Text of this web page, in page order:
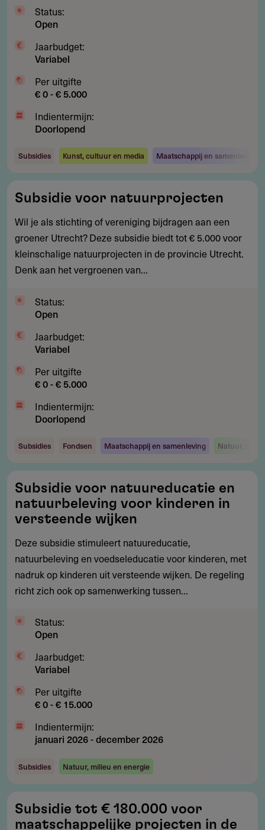
Status:
Open
Jaarbudget:
Variabel
Per uitgifte
€ 0 - € 5.000
Indientermijn:
Doorlopend
Subsidies Kunst, cultuur en media Maatschappij en samenleving
voor
natuurprojecten
Subsidie voor natuurprojecten
Wil je als stichting of vereniging bijdragen aan een
groener Utrecht? Deze subsidie biedt tot € 5.000 voor
kleinschalige natuurprojecten in de provincie Utrecht.
Denk aan het vergroenen van...
Status:
Open
Jaarbudget:
Variabel
Per uitgifte
€ 0 - € 5.000
Indientermijn:
Doorlopend
Subsidies Fondsen Maatschappij en samenleving Natuur,
voor
natuureducatie
en
natuurbeleving
voor
kinderen
in
wijken
Subsidie voor natuureducatie en
natuurbeleving voor kinderen in
versteende wijken
Deze subsidie stimuleert natuureducatie,
natuurbeleving en voedseleducatie voor kinderen, met
nadruk op kinderen uit versteende wijken. De regeling
richt zich ook op samenwerking tussen...
Status:
Open
Jaarbudget:
Variabel
Per uitgifte
€ 0 - € 15.000
Indientermijn:
januari 2026-december 2026
Subsidies Natuur, milieu en energie
tot
Subsidie tot € 180.000 voor
maatschappelijke projecten in de